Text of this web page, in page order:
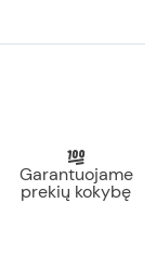
Garantuojame
prekių kokybę